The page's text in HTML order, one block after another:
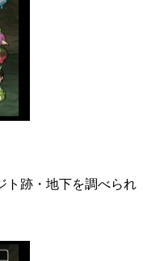
ト跡・地下を調べられ